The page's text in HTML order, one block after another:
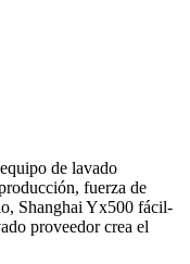
de lavado
fuerza de
Shanghai Yx500 fácil-
proveedor crea el